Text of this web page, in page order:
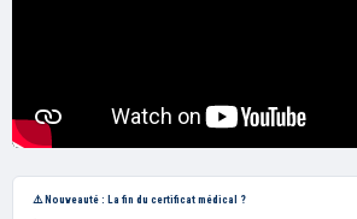
⚠️ Nouveauté : La fin du certificat médical ?